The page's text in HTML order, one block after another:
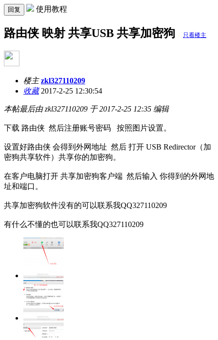
回复 使用教程
路由侠 映射 共享USB 共享加密狗 只看楼主
楼主 zkl327110209
收藏2017-2-25 12:30:54
本帖最后由 zkl327110209 于 2017-2-25 12:35 编辑
下载 路由侠 然后注册账号密码 按照图片设置。
设置好路由侠 会得到外网地址 然后 打开 USB Redirector（加
密狗共享软件）共享你的加密狗。
在客户电脑打开 共享加密狗客户端 然后输入 你得到的外网地
址和端口。
共享加密狗软件没有的可以联系我QQ327110209
有什么不懂的也可以联系我QQ327110209